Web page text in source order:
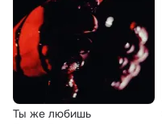
Ты же любишь